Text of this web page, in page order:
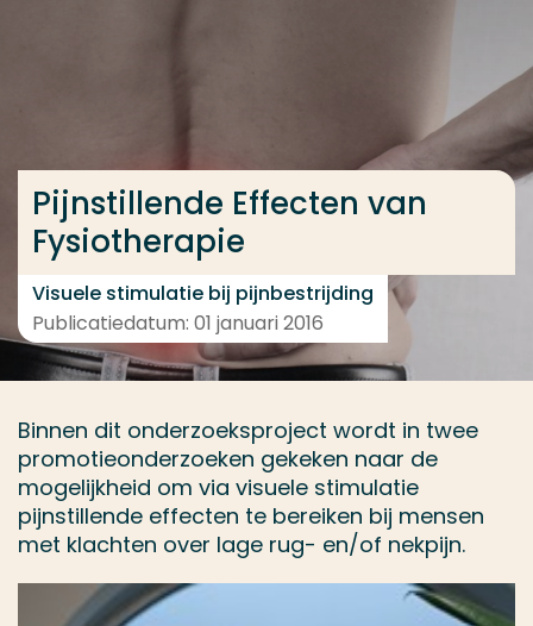
Pijnstillende Effecten van
Fysiotherapie
Visuele stimulatie bij pijnbestrijding
Publicatiedatum: 01 januari 2016
Binnen dit onderzoeksproject wordt in twee
promotieonderzoeken gekeken naar de
mogelijkheid om via visuele stimulatie
pijnstillende effecten te bereiken bij mensen
met klachten over lage rug- en/of nekpijn.
Veel gezocht
Opleiding
Contact